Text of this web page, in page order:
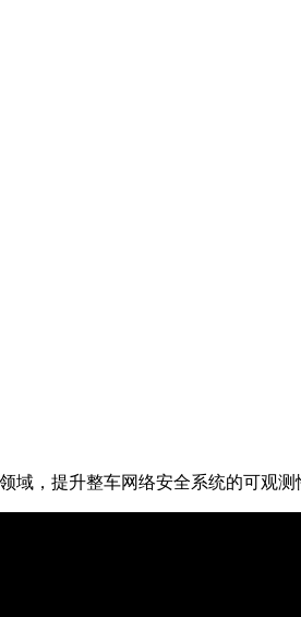
，提升整车网络安全系统的可观